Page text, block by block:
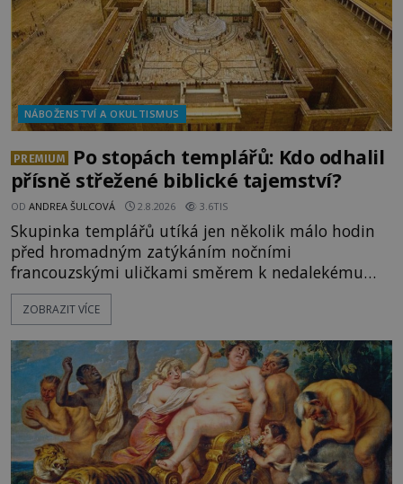
NÁBOŽENSTVÍ A OKULTISMUS
PREMIUM
Po stopách templářů: Kdo odhalil
přísně střežené biblické tajemství?
OD ANDREA ŠULCOVÁ 2.8.2026 3.6TIS
Skupinka templářů utíká jen několik málo hodin
před hromadným zatýkáním nočními
francouzskými uličkami směrem k nedalekému
přístavu. Jeden z nich má přes ramena ranec s
tajemným obsahem. Kapitán lodi už na ně čeká.
vyplouváme,“ sdělí jim. „Kam máme namířeno,
kapitáne?“ zeptá se ho jeden z templářů. „Do Sk
ZOBRAZIT VÍCE